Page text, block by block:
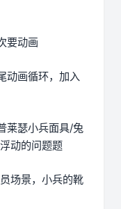
要动画
动画循环，加入
莱瑟小兵面具/兔
动的问题题
场景，小兵的靴